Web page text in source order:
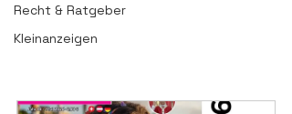
Recht & Ratgeber
Kleinanzeigen